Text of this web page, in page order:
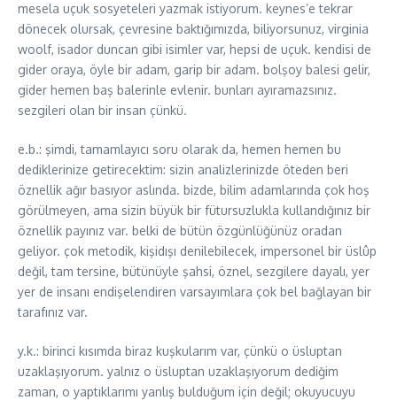
mesela uçuk sosyeteleri yazmak istiyorum. keynes’e tekrar
dönecek olursak, çevresine baktığımızda, biliyorsunuz, virginia
woolf, isador duncan gibi isimler var, hepsi de uçuk. kendisi de
gider oraya, öyle bir adam, garip bir adam. bolşoy balesi gelir,
gider hemen baş balerinle evlenir. bunları ayıramazsınız.
sezgileri olan bir insan çünkü.
e.b.: şimdi, tamamlayıcı soru olarak da, hemen hemen bu
dediklerinize getirecektim: sizin analizlerinizde öteden beri
öznellik ağır basıyor aslında. bizde, bilim adamlarında çok hoş
görülmeyen, ama sizin büyük bir fütursuzlukla kullandığınız bir
öznellik payınız var. belki de bütün özgünlüğünüz oradan
geliyor. çok metodik, kişidışı denilebilecek, impersonel bir üslûp
değil, tam tersine, bütünüyle şahsi, öznel, sezgilere dayalı, yer
yer de insanı endişelendiren varsayımlara çok bel bağlayan bir
tarafınız var.
y.k.: birinci kısımda biraz kuşkularım var, çünkü o üsluptan
uzaklaşıyorum. yalnız o üsluptan uzaklaşıyorum dediğim
zaman, o yaptıklarımı yanlış bulduğum için değil; okuyucuyu